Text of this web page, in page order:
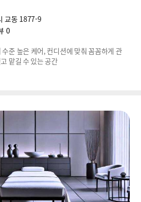
교동 1877-9
0
준 높은 케어, 컨디션에 맞춰 꼼꼼하게 관
맡길 수 있는 공간